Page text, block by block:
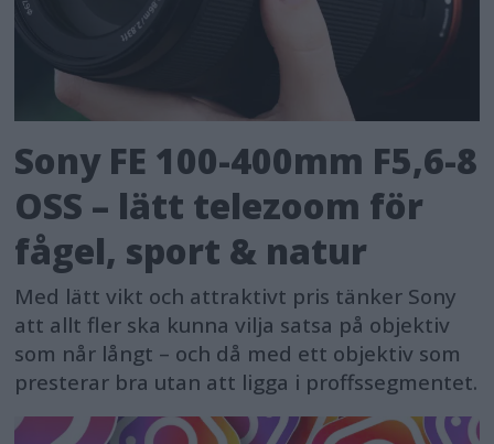
Sony FE 100-400mm F5,6-8
OSS – lätt telezoom för
fågel, sport & natur
Med lätt vikt och attraktivt pris tänker Sony
att allt fler ska kunna vilja satsa på objektiv
som når långt – och då med ett objektiv som
presterar bra utan att ligga i proffssegmentet.